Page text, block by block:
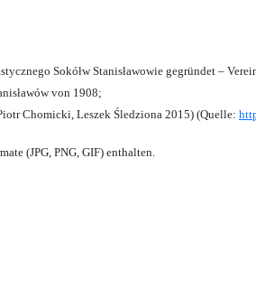
Sokółw Stanisławowie gegründet –
von 1908;
Chomicki, Leszek Śledziona 2015) (Quelle:
(JPG, PNG, GIF) enthalten.